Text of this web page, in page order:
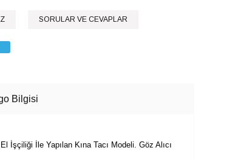
SORULAR VE CEVAPLAR
Bilgisi
İşçiliği İle Yapılan Kına Tacı Modeli. Göz Alıcı